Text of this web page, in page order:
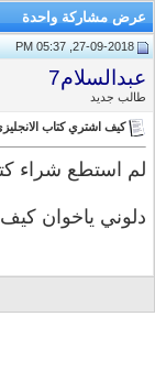
عرض مشاركة واحدة
عبدالسلام7
طالب جديد
كيف اشتري كتاب
لم استطع شراء
دلوني ياخوان